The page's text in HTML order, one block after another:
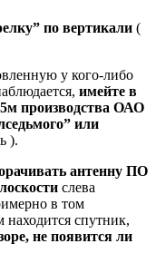
по вертикали (
у кого-либо
имейте в
производства ОАО
или
).
антенну ПО
слева
в том
спутник,
не появится ли